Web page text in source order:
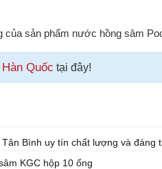
sản phẩm nước hồng sâm
Quốc tại đây!
Bình uy tín chất lượng và đáng
KGC hộp 10 ống